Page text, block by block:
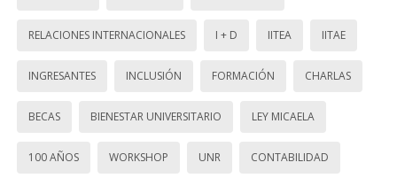
RELACIONES INTERNACIONALES I + D IITEA IITAE
INGRESANTES INCLUSIÓN FORMACIÓN CHARLAS
BECAS BIENESTAR UNIVERSITARIO LEY MICAELA
100 AÑOS WORKSHOP UNR CONTABILIDAD